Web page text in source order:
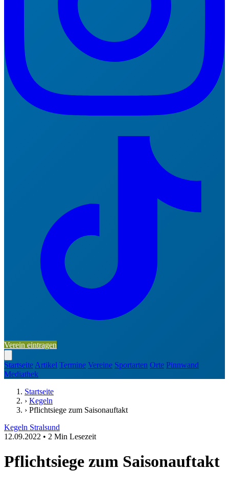
Verein eintragen
Startseite Artikel Termine Vereine Sportarten Orte Pinnwand
Mediathek
Startseite
› Kegeln
› Pflichtsiege zum Saisonauftakt
Kegeln Stralsund
12.09.2022 • 2 Min Lesezeit
Pflichtsiege zum Saisonauftakt